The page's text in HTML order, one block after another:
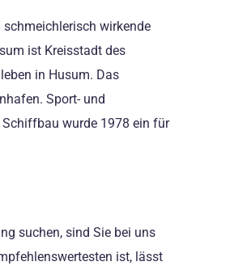
schmeichlerisch wirkende
ist Kreisstadt des
in Husum. Das
Sport- und
wurde 1978 ein für
suchen, sind Sie bei uns
ist, lässt